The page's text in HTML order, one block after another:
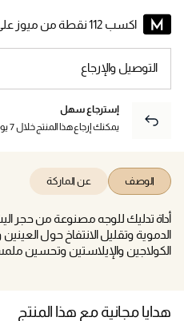
اكسب 112 نقطة من ميوز على طلبك -
التوصيل والإرجاع
إسترجاع سهل
يمكنك إرجاع هذا المنتج خلال 7 يومًا.
الوصف عن الماركة
أداة تدليك للوجه مصنوعة من حجر
الدموية وتقليل الانتفاخ حول
الكولاجين والإيلاستين وتحسين
هدايا مجانية مع هذا المنتج